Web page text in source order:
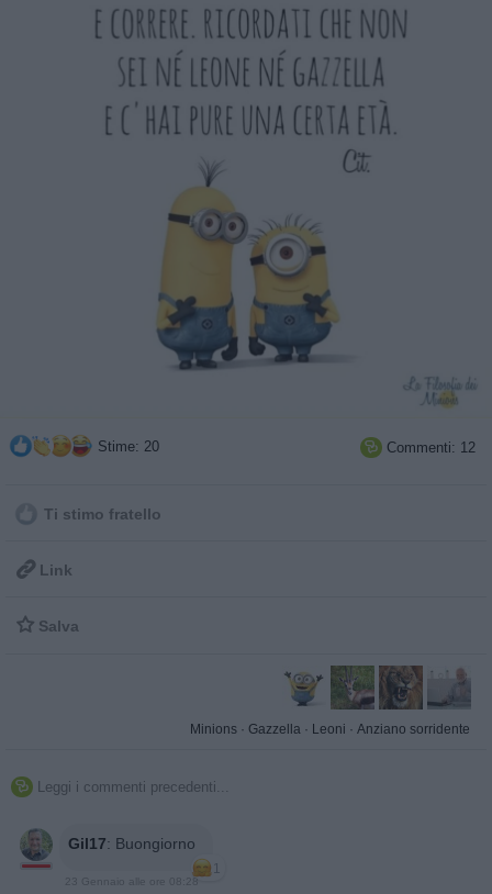
Stime: 20  Commenti: 12
Ti stimo fratello
 Link
 Salva
Minions · Gazzella · Leoni · Anziano sorridente
 Leggi i commenti precedenti...
Gil17: Buongiorno
1
23 Gennaio alle ore 08:28